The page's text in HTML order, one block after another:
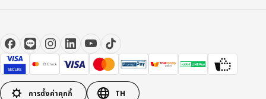
การตั้งค่าคุกกี้ TH